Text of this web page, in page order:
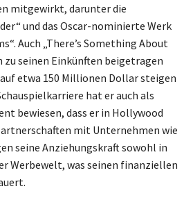
mitgewirkt, darunter die
und das Oscar-nominierte Werk
Auch „There’s Something About
zu seinen Einkünften beigetragen
etwa 150 Millionen Dollar steigen
hat er auch als
bewiesen, dass er in Hollywood
mit Unternehmen wie
seine Anziehungskraft sowohl in
Werbewelt, was seinen finanziellen